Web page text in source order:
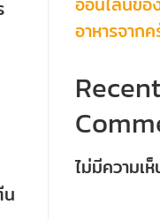
น
อาหารจาก
Recent
ไม่มีความเ